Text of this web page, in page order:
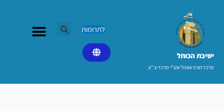
ישיבת הכותל​
מרכז תורני וואהל שע"י מרכז יב"ע
לתרומות